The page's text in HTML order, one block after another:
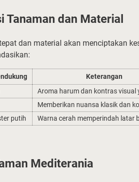
Tanaman dan Material
dan material akan menciptakan
Keterangan
Aroma harum dan kontras visual
Memberikan nuansa klasik dan
putih Warna cerah memperindah latar
Mediterania